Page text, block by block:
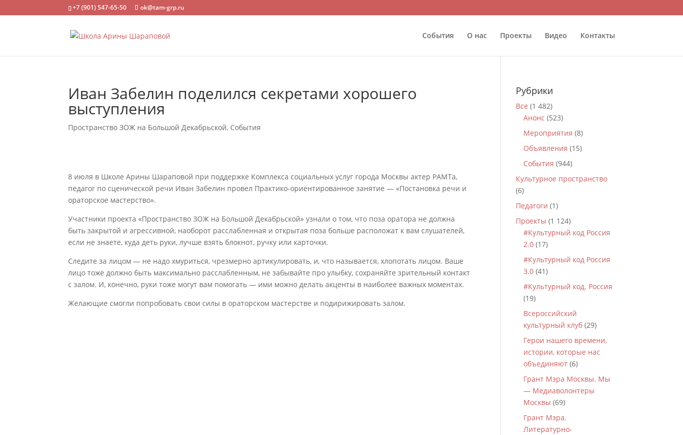
+7 (901) 547-65-50 ok@tam-grp.ru
События О нас Проекты Видео Контакты
Иван Забелин поделился секретами хорошего
выступления
Пространство ЗОЖ на Большой Декабрьской, События
8 июля в Школе Арины Шараповой при поддержке Комплекса социальных услуг города Москвы актер РАМТа,
педагог по сценической речи Иван Забелин провел Практико-ориентированное занятие — «Постановка речи и
ораторское мастерство».
Участники проекта «Пространство ЗОЖ на Большой Декабрьской» узнали о том, что поза оратора не должна
быть закрытой и агрессивной, наоборот расслабленная и открытая поза больше расположат к вам слушателей,
если не знаете, куда деть руки, лучше взять блокнот, ручку или карточки.
Следите за лицом — не надо хмуриться, чрезмерно артикулировать, и, что называется, хлопотать лицом. Ваше
лицо тоже должно быть максимально расслабленным, не забывайте про улыбку, сохраняйте зрительный контакт
с залом. И, конечно, руки тоже могут вам помогать — ими можно делать акценты в наиболее важных моментах.
Желающие смогли попробовать свои силы в ораторском мастерстве и подирижировать залом.
Рубрики
Все (1 482)
Анонс (523)
Мероприятия (8)
Объявления (15)
События (944)
Культурное пространство
(6)
Педагоги (1)
Проекты (1 124)
#Культурный код Россия
2.0 (17)
#Культурный код Россия
3.0 (41)
#Культурный код. Россия
(19)
Всероссийский
культурный клуб (29)
Герои нашего времени,
истории, которые нас
объединяют (6)
Грант Мэра Москвы. Мы
— Медиаволонтеры
Москвы (69)
Грант Мэра.
Литературно-